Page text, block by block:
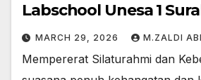
Labschool Unesa 1
MARCH 29, 2026 M.ZALDI
Mempererat Silaturahmi dan